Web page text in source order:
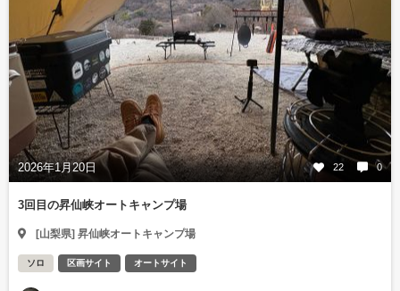
2026年1月20日 22 0
3回目の昇仙峡オートキャンプ場
[山梨県] 昇仙峡オートキャンプ場
ソロ 区画サイト オートサイト